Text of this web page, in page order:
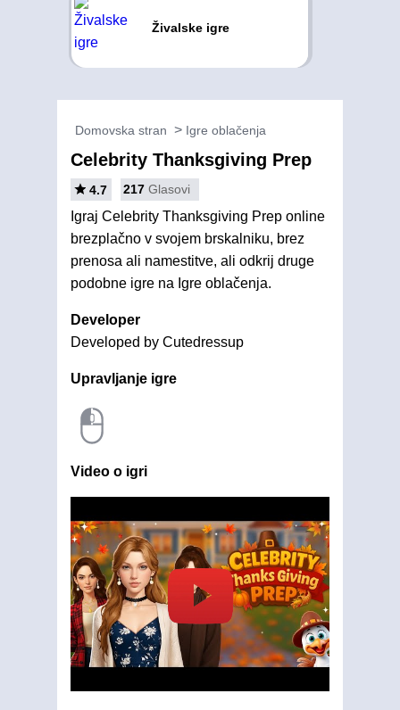
Živalske igre
Domovska stran Igre oblačenja
Celebrity Thanksgiving Prep
4.7 217 Glasovi
Igraj Celebrity Thanksgiving Prep online
brezplačno v svojem brskalniku, brez
prenosa ali namestitve, ali odkrij druge
podobne igre na Igre oblačenja.
Developer
Developed by Cutedressup
Upravljanje igre
Video o igri